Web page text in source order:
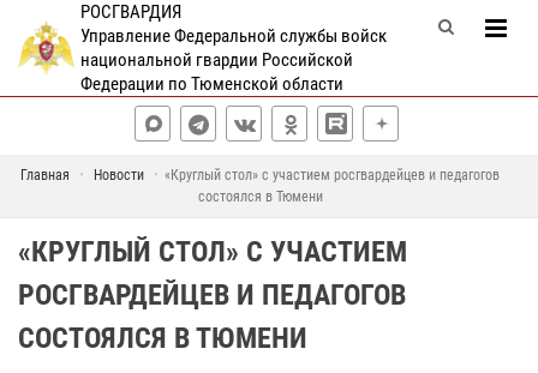
РОСГВАРДИЯ
Управление Федеральной службы войск
национальной гвардии Российской
Федерации по Тюменской области
Главная Новости
«Круглый стол» с участием росгвардейцев и педагогов
состоялся в Тюмени
«КРУГЛЫЙ СТОЛ» С УЧАСТИЕМ
РОСГВАРДЕЙЦЕВ И ПЕДАГОГОВ
СОСТОЯЛСЯ В ТЮМЕНИ